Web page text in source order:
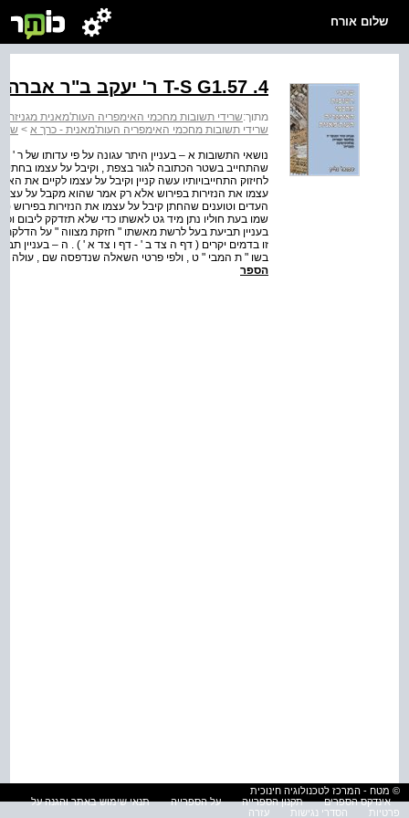
שלום אורח
T-S G1.57 .4 ר' יעקב ב"ר אברהם בירב ור' שמואל ן' וירגא
מתוך:שרידי תשובות מחכמי האימפריה העות'מאנית מגניזת
שרידי תשובות מחכמי האימפריה העות'מאנית - כרך א >
נושאי התשובות א – בעניין היתר עגונה על פי עדותו של ר
שהתחייב בשטר הכתובה לגור בצפת , וקיבל על עצמו
לחיזוק התחייבויותיו עשה קניין וקיבל על עצמו לקיים
עצמו את הנזירות בפירוש אלא רק אמר שהוא מקבל על
העדים וטוענים שהחתן קיבל על עצמו את הנזירות בפירוש
שמו בעת חוליו נתן מיד גט לאשתו כדי שלא תזדקק
בעניין תביעת בעל לרשת מאשתו " חזקת מצווה " על
זו בדמים יקרים ( דף ה צד ב ' - דף ו צד א ' ) . ה – בעניין
בשו " ת המבי " ט , ולפי פרטי השאלה שנדפסה שם , עולה
הספר
© מטח - המרכז לטכנולוגיה חינוכית
אינדקס הספרים
תקנון הספרייה על הספרייה
תנאי שימוש באתר והגנה על
פרטיות
הסדרי נגישות עזרה